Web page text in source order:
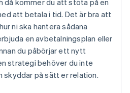
då kommer du att stöta på en
att betala i tid. Det är bra att
ni ska hantera sådana
en avbetalningsplan eller
du påbörjar ett nytt
strategi behöver du inte
skyddar på sätt er relation.